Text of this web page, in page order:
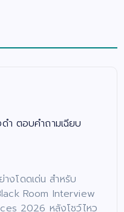
ำ ตอบคำถามเฉียบ
างโดดเด่น สำหรับ
Room Interview
2026 หลังโชว์ไหว